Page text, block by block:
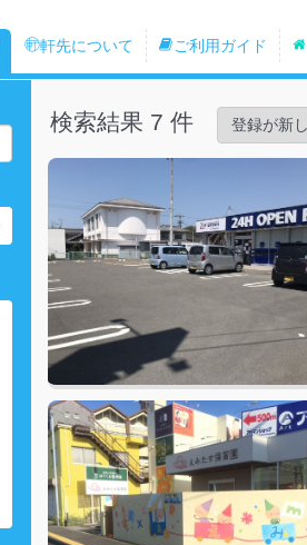
軒先について ご利用ガイド
検索結果 7 件